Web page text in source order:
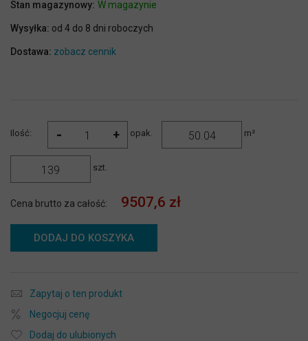
Stan magazynowy: W magazynie
Wysyłka: od 4 do 8 dni roboczych
Dostawa: zobacz cennik
Ilość: - + opak. m²
szt.
Cena brutto za całość: 9507,6 zł
DODAJ DO KOSZYKA
Zapytaj o ten produkt
Negocjuj cenę
Dodaj do ulubionych